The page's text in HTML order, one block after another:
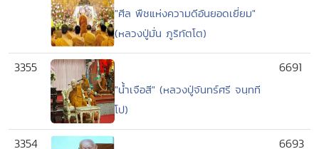
"ศีล พืชแห่งความดีอันยอดเยี่ยม"
(หลวงปู่มั่น ภูริทัตโต)
3355
"น้ำเจือสี" (หลวงปู่จันทร์ศรี จนฺทที
โป)
6691
3354 6693